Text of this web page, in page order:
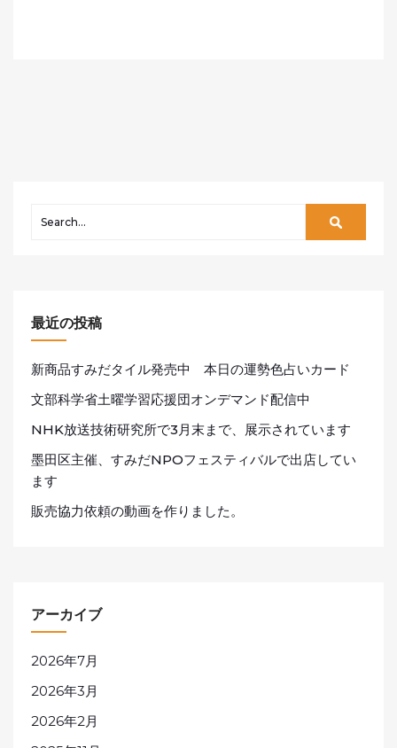
最近の投稿
新商品すみだタイル発売中 本日の運勢色占いカード
文部科学省土曜学習応援団オンデマンド配信中
NHK放送技術研究所で3月末まで、展示されています
墨田区主催、すみだNPOフェスティバルで出店してい
ます
販売協力依頼の動画を作りました。
アーカイブ
2026年7月
2026年3月
2026年2月